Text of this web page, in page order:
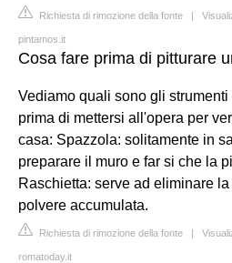
Richiesta di rimozione della fonte |
pintamos.it
Cosa fare prima di pitturare
Vediamo quali sono gli
prima di mettersi all'opera per
casa: Spazzola: solitamente in
preparare il muro e far si che la
Raschietta: serve ad eliminare
polvere accumulata.
Richiesta di rimozione della fonte |
romatoday.it